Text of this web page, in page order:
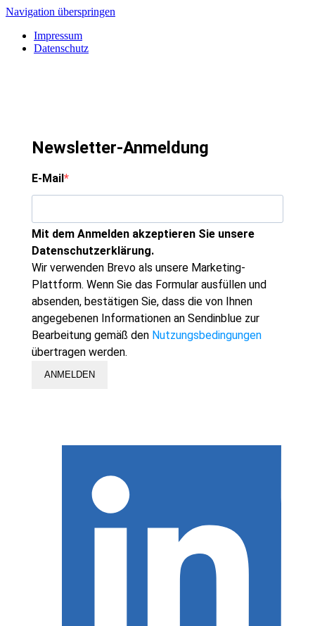
Navigation überspringen
Impressum
Datenschutz
Newsletter-Anmeldung
E-Mail
Mit dem Anmelden akzeptieren Sie unsere
Datenschutzerklärung.
Wir verwenden Brevo als unsere Marketing-
Plattform. Wenn Sie das Formular ausfüllen und
absenden, bestätigen Sie, dass die von Ihnen
angegebenen Informationen an Sendinblue zur
Bearbeitung gemäß den Nutzungsbedingungen
übertragen werden.
ANMELDEN